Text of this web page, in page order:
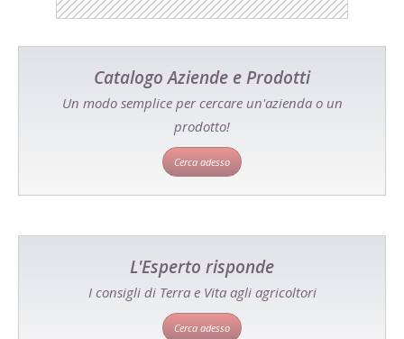
Catalogo Aziende e Prodotti
Un modo semplice per cercare un'azienda o un
prodotto!
Cerca adesso
L'Esperto risponde
I consigli di Terra e Vita agli agricoltori
Cerca adesso